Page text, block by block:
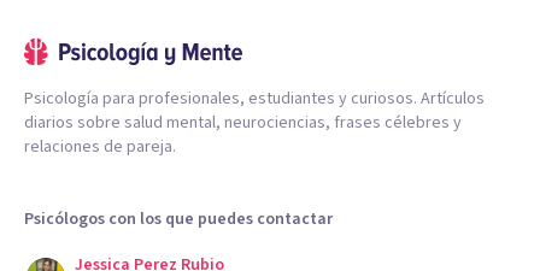
Psicología para profesionales, estudiantes y curiosos. Artículos
diarios sobre salud mental, neurociencias, frases célebres y
relaciones de pareja.
Psicólogos con los que puedes contactar
Jessica Perez Rubio